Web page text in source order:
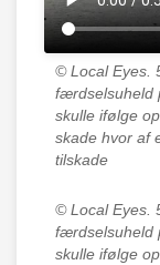
© Local Eyes.
færdselsuheld
skulle ifølge
skade hvor af
tilskade
© Local Eyes.
færdselsuheld
skulle ifølge